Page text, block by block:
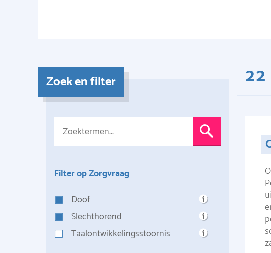
Zoek en filter
Filter op Zorgvraag
Doof
Slechthorend
Taalontwikkelingsstoornis
22